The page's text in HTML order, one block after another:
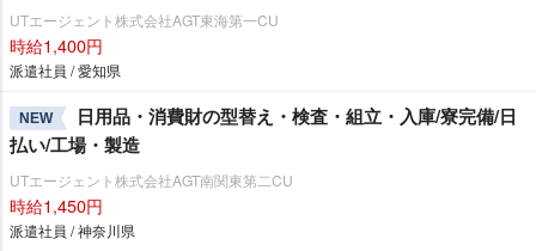
UTエージェント株式会社AGT東海第一CU
時給1,400円
派遣社員 / 愛知県
NEW
日用品・消費財の型替え・検査・組立・入庫/寮完備/日
払い/工場・製造
UTエージェント株式会社AGT南関東第二CU
時給1,450円
派遣社員 / 神奈川県